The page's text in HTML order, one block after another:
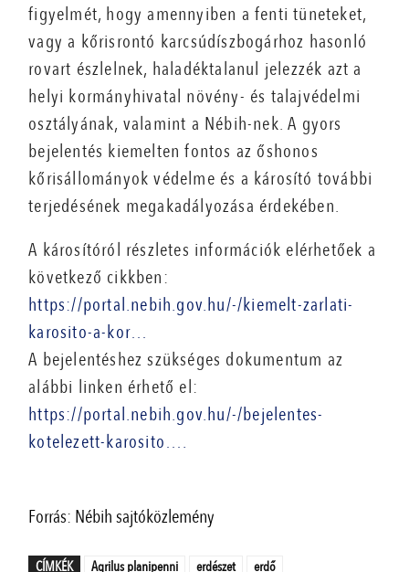
figyelmét, hogy amennyiben a fenti tüneteket,
vagy a kőrisrontó karcsúdíszbogárhoz hasonló
rovart észlelnek, haladéktalanul jelezzék azt a
helyi kormányhivatal növény- és talajvédelmi
osztályának, valamint a Nébih-nek. A gyors
bejelentés kiemelten fontos az őshonos
kőrisállományok védelme és a károsító további
terjedésének megakadályozása érdekében.
A károsítóról részletes információk elérhetőek a
következő cikkben:
https://portal.nebih.gov.hu/-/kiemelt-zarlati-
karosito-a-kor…
A bejelentéshez szükséges dokumentum az
alábbi linken érhető el:
https://portal.nebih.gov.hu/-/bejelentes-
kotelezett-karosito….
Forrás: Nébih sajtóközlemény
CÍMKÉK Agrilus planipenni erdészet erdő